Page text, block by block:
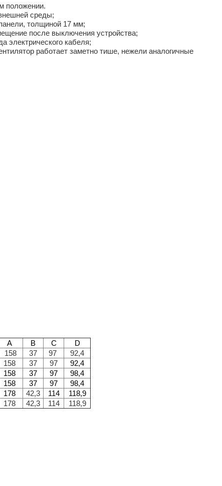
положении.
среды;
толщиной 17 мм;
после выключения устройства;
электрического кабеля;
работает заметно тише, нежели аналогичные
A B C
D
158 37 97
92,4
158 37 97
92,4
158 37 97
98,4
158 37 97
98,4
178 42,3 114
118,9
178 42,3 114 118,9